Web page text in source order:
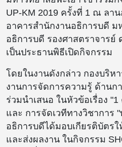
UP-KM 2019 ครั้งที่ 1 ณ ลา
อาคารสำนักงานอธิการบดี ม
อธิการบดี รองศาสตราจารย์
เป็นประธานพิธีเปิดกิจกรรม
โดยในงานดังกล่าว กองบริห
งานการจัดการความรู้ ด้านก
ร่วมนำเสนอ ในหัวข้อเรื่อง
และ การจัดเวทีทางวิชาการ
อธิการบดีได้มอบเกียรติบัตร
และส่งผลงาน ในกิจกรรม